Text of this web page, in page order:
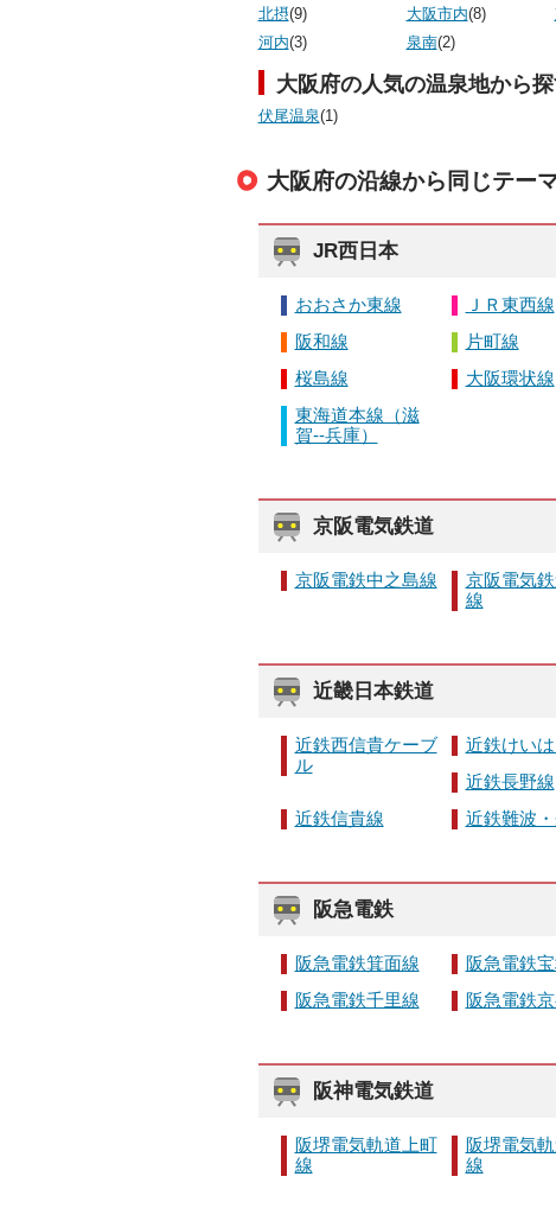
北摂(9) 大阪市内(8)
河内(3) 泉南(2)
大阪府の人気の温泉地から
伏尾温泉(1)
大阪府の沿線から同じテー
JR西日本
おおさか東線 ＪＲ東西線
阪和線
片町線
桜島線
大阪環状線
東海道本線（滋
賀--兵庫）
京阪電気鉄道
京阪電鉄中之島線
京阪電気
線
近畿日本鉄道
近鉄西信貴ケーブ
ル
近鉄けい
近鉄長野線
近鉄信貴線
近鉄難波
阪急電鉄
阪急電鉄箕面線 阪急電鉄
阪急電鉄千里線
阪急電鉄
阪神電気鉄道
阪堺電気軌道上町
線
阪堺電気
線